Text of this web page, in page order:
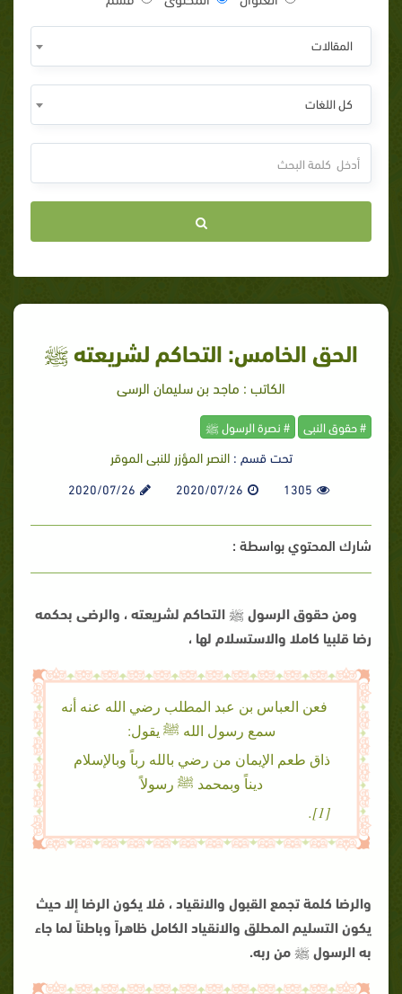
المقالات
كل اللغات
الحق الخامس: التحاكم لشريعته ﷺ
الكاتب : ماجد بن سليمان الرسى
# حقوق النبى # نصرة الرسول ﷺ
تحت قسم :النصر المؤزر للنبى الموقر
1305
2020/07/26
2020/07/26
شارك المحتوي بواسطة :
ومن حقوق الرسول ﷺ التحاكم لشريعته ، والرضى بحكمه
رضا قلبيا كاملا والاستسلام لها ،
فعن العباس بن عبد المطلب رضي الله عنه أنه
سمع رسول الله ﷺ يقول:
ذاق طعم الإيمان من رضي بالله رباً وبالإسلام
ديناً وبمحمد ﷺ رسولاً
[1].
والرضا كلمة تجمع القبول والانقياد ، فلا يكون الرضا إلا حيث
يكون التسليم المطلق والانقياد الكامل ظاهراً وباطناً لما جاء
به الرسول ﷺ من ربه.